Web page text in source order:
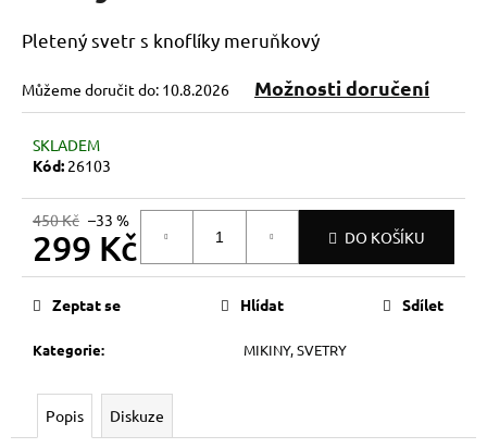
Pletený svetr s knoflíky meruňkový
Můžeme doručit do: 10.8.2026 Možnosti doručení
SKLADEM
Kód: 26103
450 Kč –33 %
299 Kč
Měrná
DO KOŠÍKU
Kategorie: MIKINY, SVETRY
Zeptat se Hlídat Sdílet
Popis Diskuze
u
j
m